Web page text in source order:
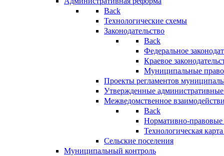
Back
Технологические схемы
Законодательство
Back
Федеральное
Краевое
Муниципальные
Проекты регламентов
Утвержденные
Межведомственное
Back
Нормативно-правовые
Технологическая
Сельские поселения
Муниципальный контроль